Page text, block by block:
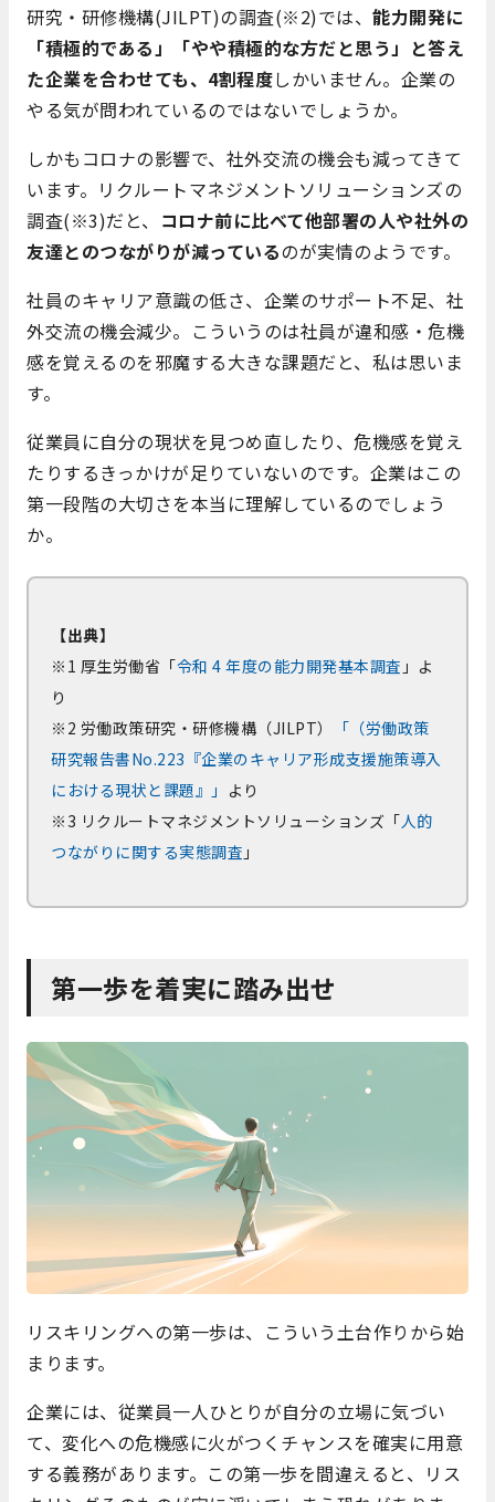
研究・研修機構(JILPT)の調査(※2)では、 能力開発に
「積極的である」「やや積極的な方だと思う」と答え
た企業を合わせても、4割程度しかいません。企業の
やる気が問われているのではないでしょうか。
しかもコロナの影響で、社外交流の機会も減ってきて
います。リクルートマネジメントソリューションズの
調査(※3)だと、 コロナ前に比べて他部署の人や社外の
友達とのつながりが減っているのが実情のようです。
社員のキャリア意識の低さ、企業のサポート不足、社
外交流の機会減少。こういうのは社員が違和感・危機
感を覚えるのを邪魔する大きな課題だと、私は思いま
す。
従業員に自分の現状を見つめ直したり、危機感を覚え
たりするきっかけが足りていないのです。企業はこの
第一段階の大切さを本当に理解しているのでしょう
か。
【出典】
※1 厚生労働省「令和 4 年度の能力開発基本調査 」よ
り
※2 労働政策研究・研修機構（JILPT）
「（労働政策
研究報告書No.223『企業のキャリア形成支援施策導入
における現状と課題』」 より
※3 リクルートマネジメントソリューションズ「人的
つながりに関する実態調査 」
第一歩を着実に踏み出せ
リスキリングへの第一歩は、こういう土台作りから始
まります。
企業には、従業員一人ひとりが自分の立場に気づい
て、変化への危機感に火がつくチャンスを確実に用意
する義務があります。この第一歩を間違えると、リス